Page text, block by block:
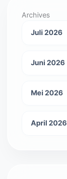
Archives
Juli 2026
Juni 2026
Mei 2026
April 2026